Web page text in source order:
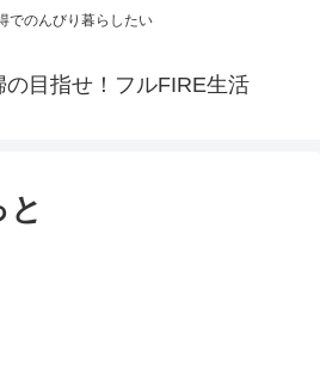
でのんびり暮らしたい
の目指せ！フルFIRE生活